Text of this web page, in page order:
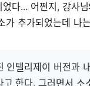
다... 어쩐지, 강사
가 추가되었는데 나
인텔리제이 버전과
고 한다. 그러면서 소